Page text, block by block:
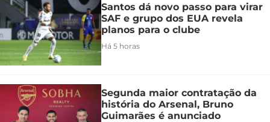
Santos dá novo passo para virar
SAF e grupo dos EUA revela
planos para o clube
Há 5 horas
Segunda maior contratação da
história do Arsenal, Bruno
Guimarães é anunciado